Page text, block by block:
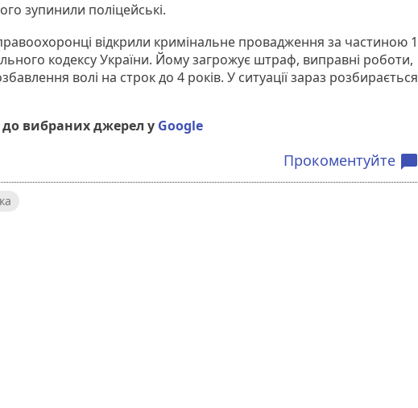
зупинили поліцейські.
відкрили кримінальне провадження за частиною 1
кодексу України. Йому загрожує штраф, виправні роботи,
волі на строк до 4 років. У ситуації зараз розбирається
вибраних джерел у Google
Прокоментуйте chat_bubble